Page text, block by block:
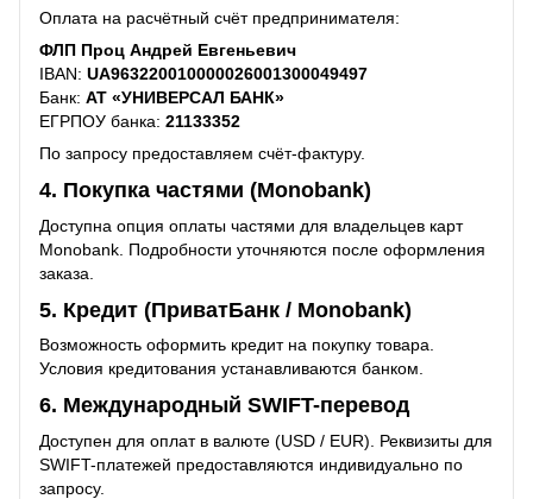
Оплата на расчётный счёт предпринимателя:
ФЛП Проц Андрей Евгеньевич
IBAN: UA963220010000026001300049497
Банк: АТ «УНИВЕРСАЛ БАНК»
ЕГРПОУ банка: 21133352
По запросу предоставляем счёт-фактуру.
4. Покупка частями (Monobank)
Доступна опция оплаты частями для владельцев карт
Monobank. Подробности уточняются после оформления
заказа.
5. Кредит (ПриватБанк / Monobank)
Возможность оформить кредит на покупку товара.
Условия кредитования устанавливаются банком.
6. Международный SWIFT-перевод
Доступен для оплат в валюте (USD / EUR). Реквизиты для
SWIFT-платежей предоставляются индивидуально по
запросу.